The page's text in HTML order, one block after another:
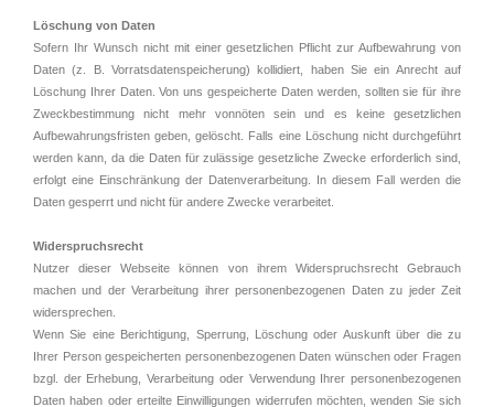
Löschung von Daten
Sofern Ihr Wunsch nicht mit einer gesetzlichen Pflicht zur Aufbewahrung von
Daten (z. B. Vorratsdatenspeicherung) kollidiert, haben Sie ein Anrecht auf
Löschung Ihrer Daten. Von uns gespeicherte Daten werden, sollten sie für ihre
Zweckbestimmung nicht mehr vonnöten sein und es keine gesetzlichen
Aufbewahrungsfristen geben, gelöscht. Falls eine Löschung nicht durchgeführt
werden kann, da die Daten für zulässige gesetzliche Zwecke erforderlich sind,
erfolgt eine Einschränkung der Datenverarbeitung. In diesem Fall werden die
Daten gesperrt und nicht für andere Zwecke verarbeitet.
Widerspruchsrecht
Nutzer dieser Webseite können von ihrem Widerspruchsrecht Gebrauch
machen und der Verarbeitung ihrer personenbezogenen Daten zu jeder Zeit
widersprechen.
Wenn Sie eine Berichtigung, Sperrung, Löschung oder Auskunft über die zu
Ihrer Person gespeicherten personenbezogenen Daten wünschen oder Fragen
bzgl. der Erhebung, Verarbeitung oder Verwendung Ihrer personenbezogenen
Daten haben oder erteilte Einwilligungen widerrufen möchten, wenden Sie sich